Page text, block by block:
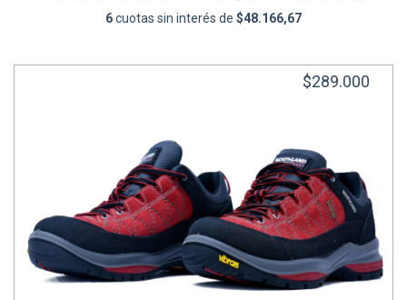
6cuotas sin interés de $48.166,67
$289.000